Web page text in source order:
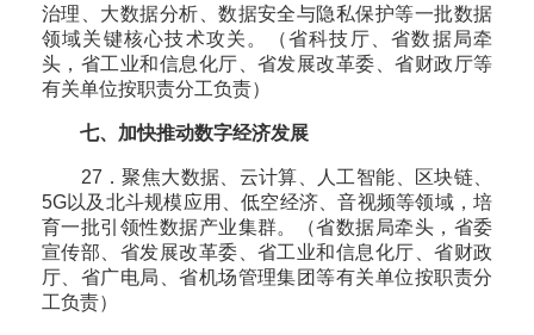
治理、大数据分析、数据安全与隐私保护等一批数据
领域关键核心技术攻关。（省科技厅、省数据局牵
头，省工业和信息化厅、省发展改革委、省财政厅等
有关单位按职责分工负责）
七、加快推动数字经济发展
27．聚焦大数据、云计算、人工智能、区块链、
5G以及北斗规模应用、低空经济、音视频等领域，培
育一批引领性数据产业集群。（省数据局牵头，省委
宣传部、省发展改革委、省工业和信息化厅、省财政
厅、省广电局、省机场管理集团等有关单位按职责分
工负责）